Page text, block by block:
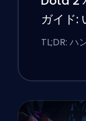
ガイド:
TL;DR: ハ